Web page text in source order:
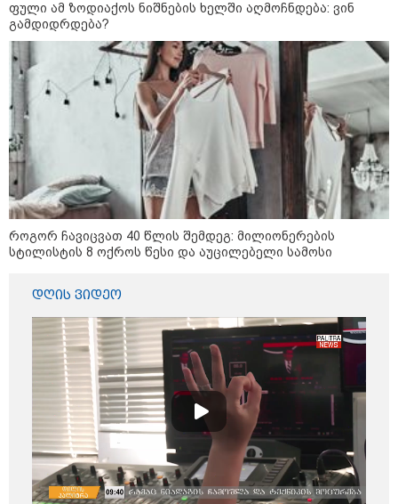
14:23 / 05-08-2026
ევროპელმა და რუსმა ყოფილმა
მაღალჩინოსნებმა უკრაინაში
ომთან დაკავშირებით
მოლაპარაკებები გამართეს - რა
არის ცნობილი შეხვედრაზე
09:55 / 05-08-2026
მორიგი თავდასხმა Wildberries-
ის საწყობზე - დრონებით
თავდასხმის შემდეგ, ტულას
ოლქში მდებარე საწყობში
ხანძარია
14 გარდაცვლილი, 22
დაშავებული, მასშტაბური
ხანძარი - რუსეთმა კიევზე
იერიში ბალისტიკური
რაკეტებით მიიტანა
14:13 / 04-08-2026
მორიგი თავდასხმა რუსეთში,
ნავთობგადამამუშავებელ
ქარხანაზე - რა დეტალებია
ცნობილი
ფული ამ ზოდიაქოს ნიშნების ხელში აღმოჩნდება: ვინ
გამდიდრდება?
როგორ ჩავიცვათ 40 წლის შემდეგ: მილიონერების
სტილისტის 8 ოქროს წესი და აუცილებელი სამოსი
დღის ვიდეო